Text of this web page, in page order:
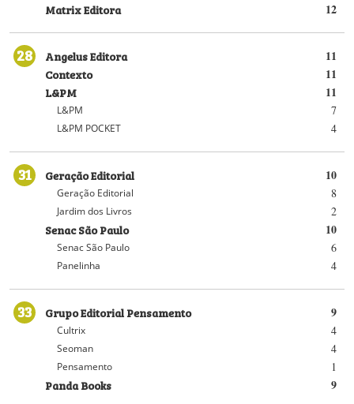
12
Matrix Editora
28 11
Angelus Editora
11
Contexto
11
L&PM
7
L&PM
4
L&PM POCKET
31 10
Geração Editorial
8
Geração Editorial
2
Jardim dos Livros
10
Senac São Paulo
6
Senac São Paulo
4
Panelinha
33 9
Grupo Editorial Pensamento
4
Cultrix
4
Seoman
1
Pensamento
9
Panda Books